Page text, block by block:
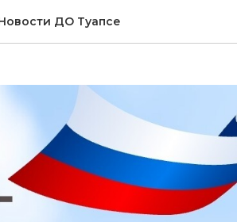
ДО Туапсе
и верности